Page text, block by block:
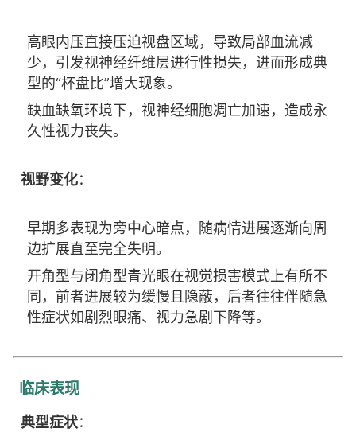
高眼内压直接压迫视盘区域，导致局部血流减
少，引发视神经纤维层进行性损失，进而形成典
型的“杯盘比”增大现象。
缺血缺氧环境下，视神经细胞凋亡加速，造成永
久性视力丧失。
视野变化：
早期多表现为旁中心暗点，随病情进展逐渐向周
边扩展直至完全失明。
开角型与闭角型青光眼在视觉损害模式上有所不
同，前者进展较为缓慢且隐蔽，后者往往伴随急
性症状如剧烈眼痛、视力急剧下降等。
临床表现
典型症状：